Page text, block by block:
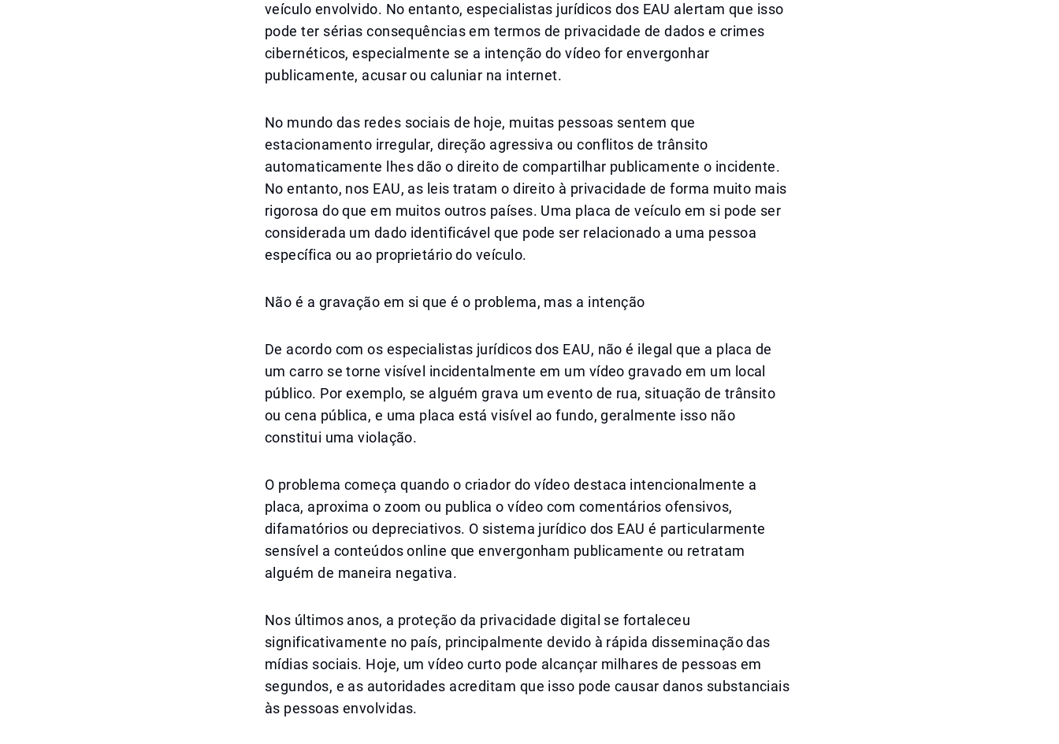
veículo envolvido. No entanto, especialistas jurídicos dos EAU alertam que isso
pode ter sérias consequências em termos de privacidade de dados e crimes
cibernéticos, especialmente se a intenção do vídeo for envergonhar
publicamente, acusar ou caluniar na internet.
No mundo das redes sociais de hoje, muitas pessoas sentem que
estacionamento irregular, direção agressiva ou conflitos de trânsito
automaticamente lhes dão o direito de compartilhar publicamente o incidente.
No entanto, nos EAU, as leis tratam o direito à privacidade de forma muito mais
rigorosa do que em muitos outros países. Uma placa de veículo em si pode ser
considerada um dado identificável que pode ser relacionado a uma pessoa
específica ou ao proprietário do veículo.
Não é a gravação em si que é o problema, mas a intenção
De acordo com os especialistas jurídicos dos EAU, não é ilegal que a placa de
um carro se torne visível incidentalmente em um vídeo gravado em um local
público. Por exemplo, se alguém grava um evento de rua, situação de trânsito
ou cena pública, e uma placa está visível ao fundo, geralmente isso não
constitui uma violação.
O problema começa quando o criador do vídeo destaca intencionalmente a
placa, aproxima o zoom ou publica o vídeo com comentários ofensivos,
difamatórios ou depreciativos. O sistema jurídico dos EAU é particularmente
sensível a conteúdos online que envergonham publicamente ou retratam
alguém de maneira negativa.
Nos últimos anos, a proteção da privacidade digital se fortaleceu
significativamente no país, principalmente devido à rápida disseminação das
mídias sociais. Hoje, um vídeo curto pode alcançar milhares de pessoas em
segundos, e as autoridades acreditam que isso pode causar danos substanciais
às pessoas envolvidas.